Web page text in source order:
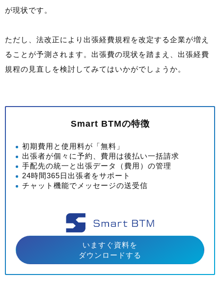
が現状です。
ただし、法改正により出張経費規程を改定する企業が増え
ることが予測されます。出張費の現状を踏まえ、出張経費
規程の見直しを検討してみてはいかがでしょうか。
いますぐ資料を
ダウンロードする
Smart BTMの特徴
初期費用と使用料が「無料」
出張者が個々に予約、費用は後払い一括請求
手配先の統一と出張データ（費用）の管理
24時間365日出張者をサポート
チャット機能でメッセージの送受信